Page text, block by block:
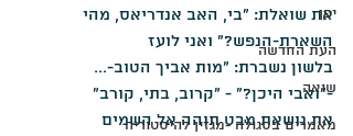
יפן
העת החדשה
שואה
מאמרים בסגולה -מגזין להיסטוריה
את שואלת: "בי, האב אנדריאס, מהי
השארת-הנפש?" ואני לועז
בלשון נשברת: "מות אביך הטוב-...
-"ואבי היכן?" - "קרוב, בתי, קורב"
את נושאת מבט תוהה אל השמים